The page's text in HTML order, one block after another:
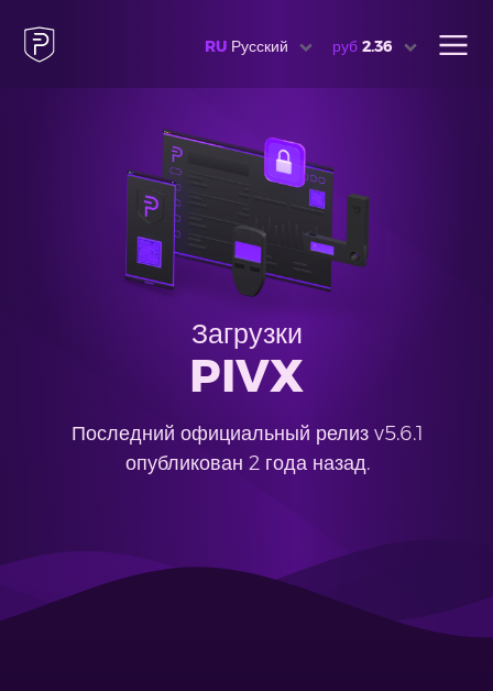
RU Русский руб 2.36
Загрузки
PIVX
Последний официальный релиз v5.6.1
опубликован 2 года назад.